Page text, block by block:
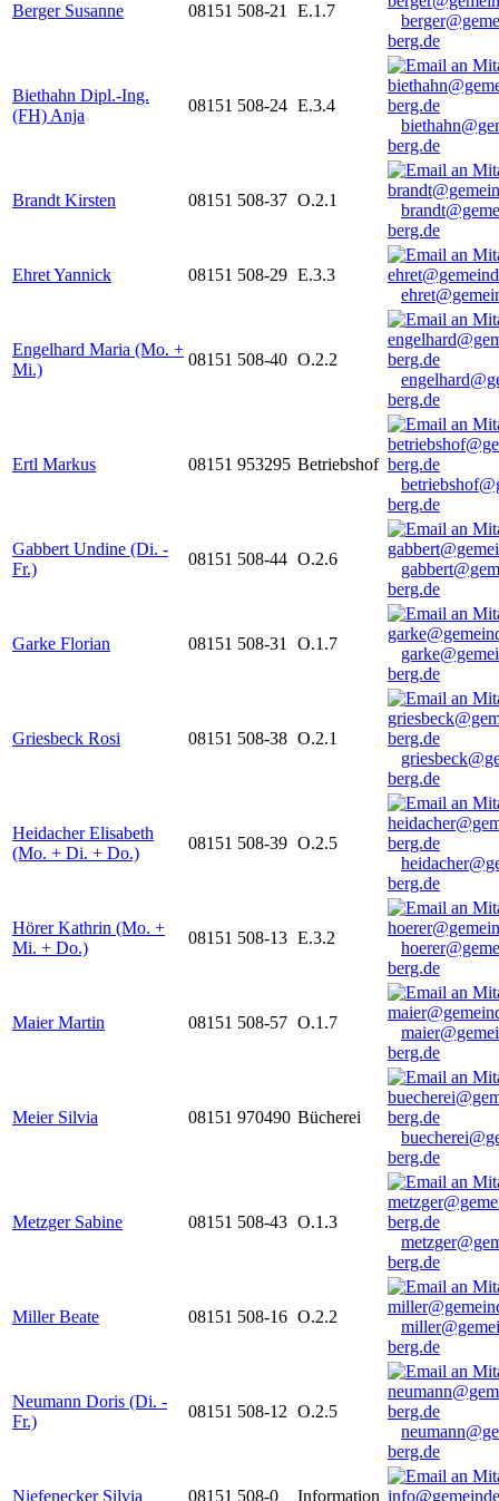
Berger Susanne 08151 508-21 E.1.7
berg.de
Biethahn Dipl.-Ing.
(FH) Anja
08151 508-24 E.3.4
berg.de
Brandt Kirsten 08151 508-37 O.2.1
berg.de
Ehret Yannick 08151 508-29 E.3.3
Engelhard Maria (Mo. +
Mi.)
08151 508-40 O.2.2
berg.de
Ertl Markus 08151 953295 Betriebshof
berg.de
Gabbert Undine (Di. -
Fr.)
08151 508-44 O.2.6
berg.de
Garke Florian 08151 508-31 O.1.7
berg.de
Griesbeck Rosi 08151 508-38 O.2.1
berg.de
Heidacher Elisabeth
(Mo. + Di. + Do.)
08151 508-39 O.2.5
berg.de
Hörer Kathrin (Mo. +
Mi. + Do.)
08151 508-13 E.3.2
berg.de
Maier Martin 08151 508-57 O.1.7
berg.de
Meier Silvia 08151 970490 Bücherei
berg.de
Metzger Sabine 08151 508-43 O.1.3
berg.de
Miller Beate 08151 508-16 O.2.2
berg.de
Neumann Doris (Di. -
Fr.)
08151 508-12 O.2.5
berg.de
Niefenecker Silvia 08151 508-0
Information